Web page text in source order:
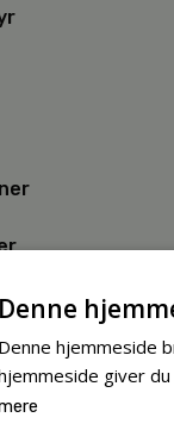
Denne
Denne hjemmeside
giver